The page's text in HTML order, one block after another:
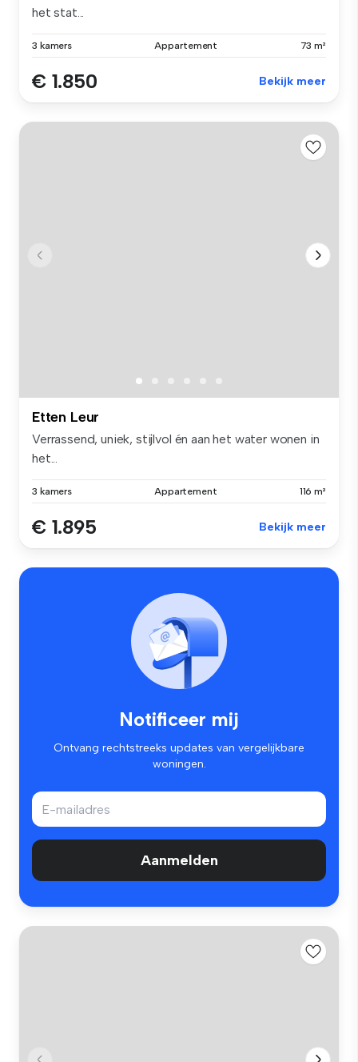
het stat...
3 kamers Appartement 73 m²
€ 1.850 Bekijk meer
Etten Leur
Verrassend, uniek, stijlvol én aan het water wonen in
het...
3 kamers Appartement 116 m²
€ 1.895 Bekijk meer
Notificeer mij
Ontvang rechtstreeks updates van vergelijkbare
woningen.
Aanmelden